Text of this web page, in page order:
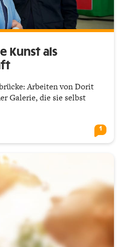
Kunst als
Arbeiten von Dorit
Galerie, die sie selbst
1